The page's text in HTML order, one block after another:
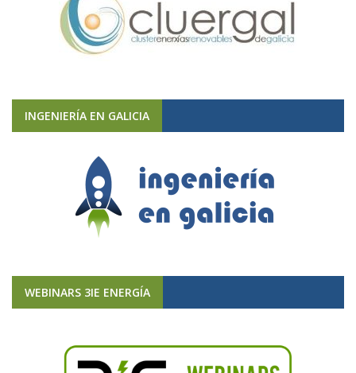
INGENIERÍA EN GALICIA
WEBINARS 3IE ENERGÍA